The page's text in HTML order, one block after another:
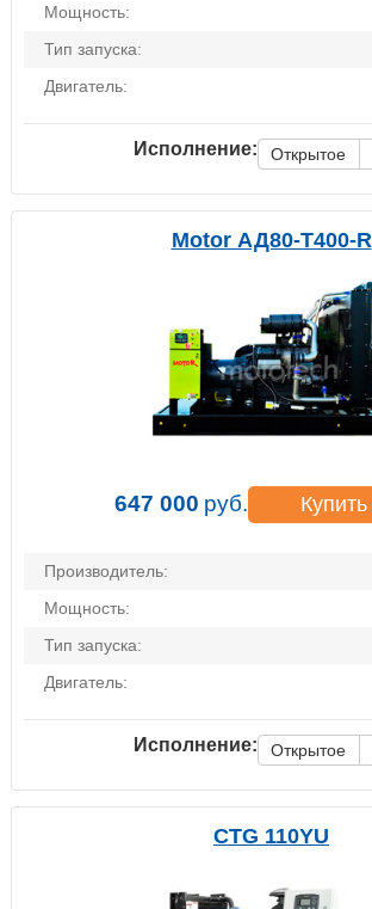
Мощность:
Тип запуска:
Двигатель:
Исполнение: Открытое
Motor АД80-Т400-R
647 000 руб. Купить
Производитель:
Мощность:
Тип запуска:
Двигатель:
Исполнение: Открытое
CTG 110YU